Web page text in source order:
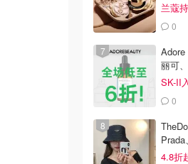
兰蔻
0
Adore
丽可
SK-II
0
4.8折